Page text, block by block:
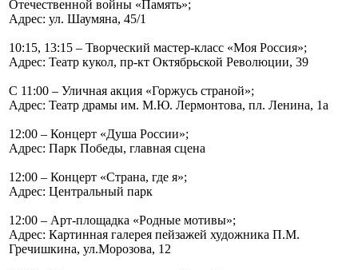
Отечественной войны «Память»;
Адрес: ул. Шаумяна, 45/1
10:15, 13:15 – Творческий мастер-класс «Моя Россия»;
Адрес: Театр кукол, пр-кт Октябрьской Революции, 39
С 11:00 – Уличная акция «Горжусь страной»;
Адрес: Театр драмы им. М.Ю. Лермонтова, пл. Ленина, 1а
12:00 – Концерт «Душа России»;
Адрес: Парк Победы, главная сцена
12:00 – Концерт «Страна, где я»;
Адрес: Центральный парк
12:00 – Арт-площадка «Родные мотивы»;
Адрес: Картинная галерея пейзажей художника П.М.
Гречишкина, ул.Морозова, 12